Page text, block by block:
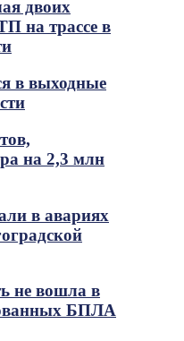
двоих
на трассе в
в выходные
на 2,3 млн
в авариях
не вошла в
БПЛА